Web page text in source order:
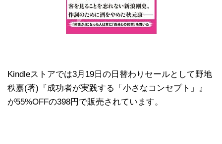
Kindleストアでは3月19日の日替わりセールとして野地
秩嘉(著)『成功者が実践する「小さなコンセプト」』
が55%OFFの398円で販売されています。